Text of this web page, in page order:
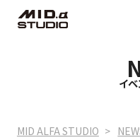
MID.α STUDIOにつ
料金プラン
イベ
MID ALFA STUDIO